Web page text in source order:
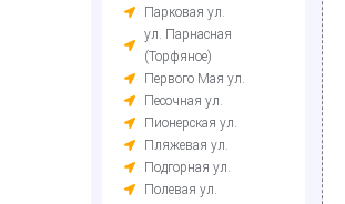
Парковая ул.
ул. Парнасная
(Торфяное)
Первого Мая ул.
Песочная ул.
Пионерская ул.
Пляжевая ул.
Подгорная ул.
Полевая ул.